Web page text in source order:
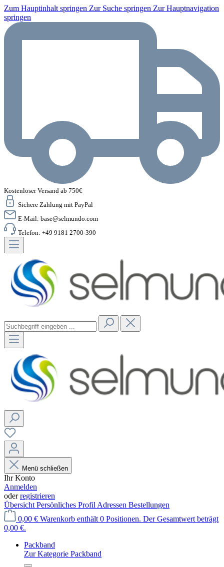
Zum Hauptinhalt springen Zur Suche springen Zur Hauptnavigation
springen
Kostenloser Versand ab 750€
Sichere Zahlung mit PayPal
E-Mail: base@selmundo.com
Telefon: +49 9181 2700-390
Menü schließen
Ihr Konto
Anmelden
oderregistrieren
Übersicht Persönliches Profil Adressen Bestellungen
0,00 € Warenkorb enthält 0 Positionen. Der Gesamtwert beträgt
0,00 €.
Packband
Zur Kategorie Packband